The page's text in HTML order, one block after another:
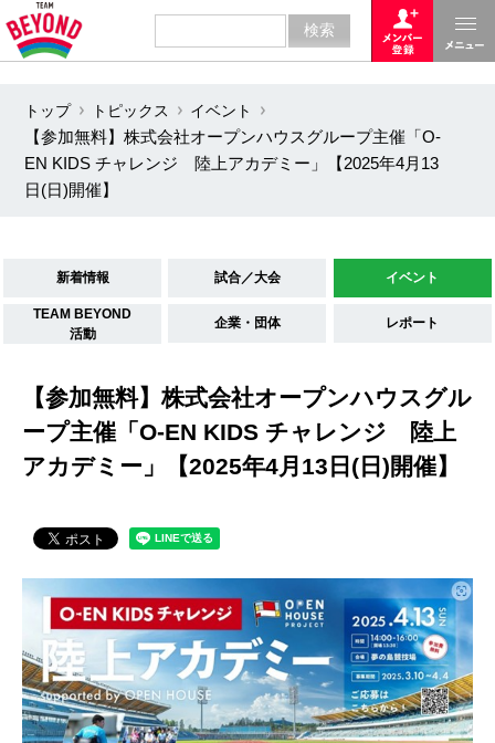
トップ トピックス
イベント
【参加無料】株式会社オープンハウスグループ主催「O-
EN KIDS チャレンジ 陸上アカデミー」【2025年4月13
日(日)開催】
新着情報 試合／大会 イベント
TEAM BEYOND
活動
企業・団体 レポート
【参加無料】株式会社オープンハウスグル
ープ主催「O-EN KIDS チャレンジ 陸上
アカデミー」【2025年4月13日(日)開催】